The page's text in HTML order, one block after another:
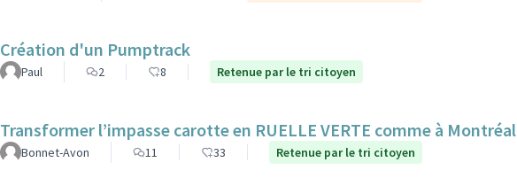
Création d'un Pumptrack
Paul 2 8 Retenue par le tri citoyen
Transformer l’impasse carotte en RUELLE VERTE comme à Montréal
Bonnet-Avon 11 33 Retenue par le tri citoyen